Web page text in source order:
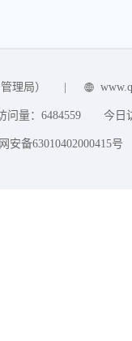
理局）
问量： 6484559 今日
安备63010402000415号